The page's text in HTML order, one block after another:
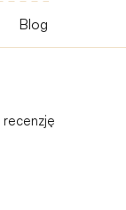
Blog
recenzję